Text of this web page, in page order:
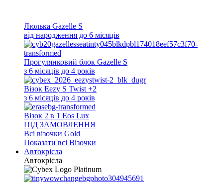
Люлька Gazelle S
від народження до 6 місяців
Прогулянковий блок Gazelle S
з 6 місяців до 4 років
Візок Eezy S Twist +2
з 6 місяців до 4 років
Візок 2 в 1 Eos Lux
ПІД ЗАМОВЛЕННЯ
Всi візочки Gold
Показати всі Візочки
Автокрісла
Автокрісла